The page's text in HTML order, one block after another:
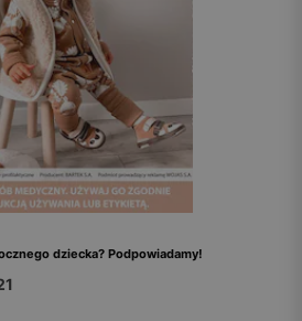
dziecka? Podpowiadamy!